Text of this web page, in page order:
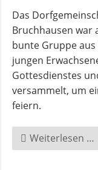
AKTUELLES
Neuigkeiten
Das
Bruchhausen war
bunte Gruppe
jungen
Gottesdienstes
versammelt, um
feiern.
Weiterlesen …